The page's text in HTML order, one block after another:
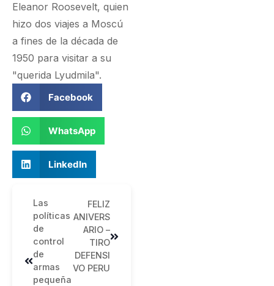
Eleanor Roosevelt, quien
hizo dos viajes a Moscú
a fines de la década de
1950 para visitar a su
"querida Lyudmila".
Facebook
WhatsApp
LinkedIn
Las
políticas
de
control
de
armas
pequeña
FELIZ
ANIVERS
ARIO –
TIRO
DEFENSI
VO PERU